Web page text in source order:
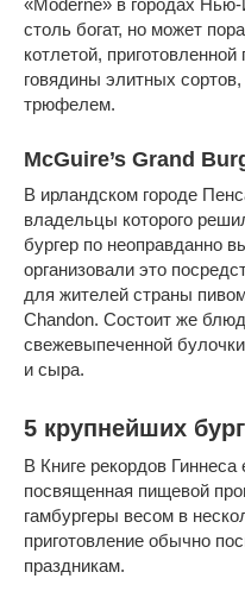
«Moderne» в городах
столь богат, но может
котлетой,
говядины элитных
трюфелем.
McGuire’s Grand
В ирландском городе
владельцы которого
бургер по неоправданно
организовали это
для жителей страны
Chandon. Состоит же
свежевыпеченной
и сыра.
5 крупнейших
В Книге рекордов Гиннеса
посвященная пищевой
гамбургеры весом в
приготовление обычно
праздникам.